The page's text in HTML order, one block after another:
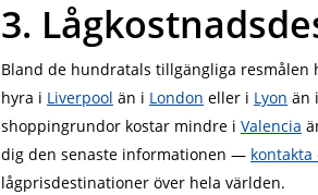
3.
Bland de hundratals tillgängliga resmålen
hyra i Liverpool än i London eller i Lyon än i
shoppingrundor kostar mindre i Valencia
dig den senaste informationen — kontakta
lågprisdestinationer över hela världen.